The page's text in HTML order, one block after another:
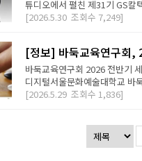
튜디오에서 펼친 제31기 GS칼
[2026.5.30 조회수 7,249]
[정보] 바둑교육연구회,
바둑교육연구회 2026 전반기
디지털서울문화예술대학교 바
[2026.5.29 조회수 1,836]